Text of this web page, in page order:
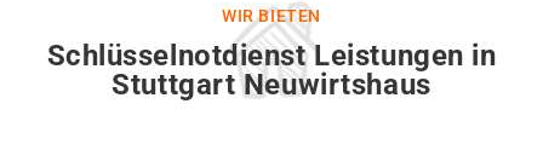
WIR BIETEN
Schlüsselnotdienst Leistungen in
Stuttgart Neuwirtshaus